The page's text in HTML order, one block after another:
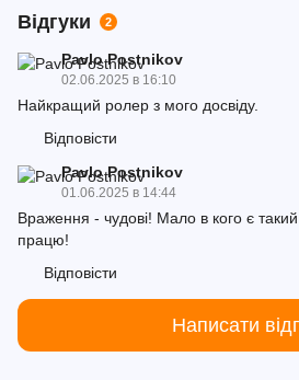
Відгуки 2
Pavlo Postnikov
02.06.2025 в 16:10
Найкращий ролер з мого досвіду.
Відповісти
Pavlo Postnikov
01.06.2025 в 14:44
Враження - чудові! Мало в кого є
працю!
Відповісти
Написати